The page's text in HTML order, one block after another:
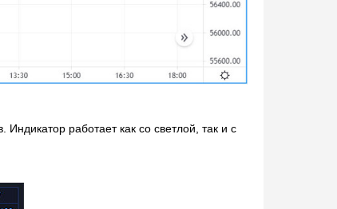
работает как со светлой, так и с